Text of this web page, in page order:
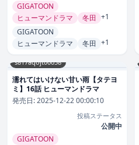
GIGATOON
ヒューマンドラマ
冬田 +1
GIGATOON
ヒューマンドラマ
冬田 +1
s817aqojt00058
濡れてはいけない甘い雨【タテヨ
ミ】16話 ヒューマンドラマ
発売日:2025-12-22 00:00:10
投稿ステータス
公開中
GIGATOON